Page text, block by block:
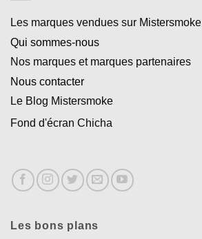
Les marques vendues sur Mistersmoke
Qui sommes-nous
Nos marques et marques partenaires
Nous contacter
Le Blog Mistersmoke
Fond d'écran Chicha
Les bons plans